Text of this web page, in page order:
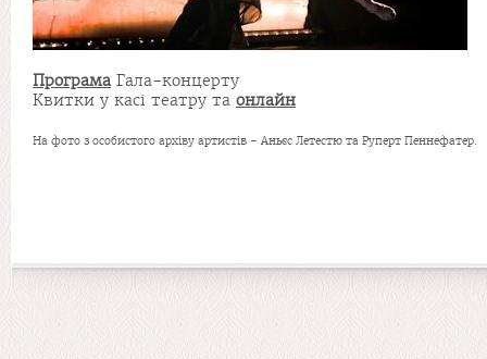
Програма Гала-концерту
Квитки у касі театру та онлайн
На фото з особистого архіву артистів - Аньєс Летестю та Руперт Пеннефатер.